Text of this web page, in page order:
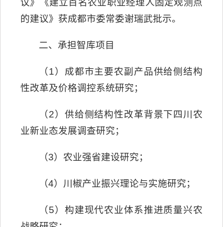
议》《建立百名农业职业经理人固定观测点
的建议》获成都市委常委谢瑞武批示。
二、承担智库项目
（1）成都市主要农副产品供给侧结构
性改革及价格调控系统研究；
（2）供给侧结构性改革背景下四川农
业新业态发展调查研究；
（3）农业强省建设研究；
（4）川椒产业振兴理论与实施研究；
（5）构建现代农业体系推进质量兴农